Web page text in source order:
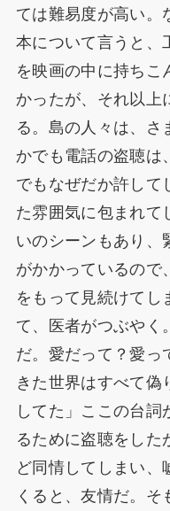
ては難易度が高い。
本について言うと、
を映画の中に持ちこ
かったが、それ以上
る。島の人々は、さ
かでも電話の盗聴は
でもなぜだか許して
た雰囲気に包まれて
いのシーンもあり、
がかかっているので
をもって見続けてし
て、医者がつぶやく
だ。愛だって？愛っ
きた世界はすべて偽
してた」ここの台詞
るために盗聴をした
ど同情してしまい
くると、友情だ。そ